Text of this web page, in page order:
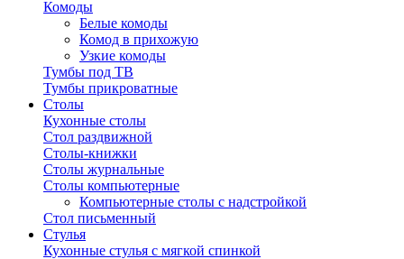
Комоды
Белые комоды
Комод в прихожую
Узкие комоды
Тумбы под ТВ
Тумбы прикроватные
Столы
Кухонные столы
Стол раздвижной
Столы-книжки
Столы журнальные
Столы компьютерные
Компьютерные столы с надстройкой
Стол письменный
Стулья
Кухонные стулья с мягкой спинкой